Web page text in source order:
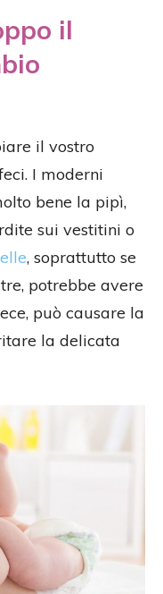
il
il vostro
I moderni
bene la pipì,
sui vestitini o
, soprattutto se
potrebbe avere
può causare la
la delicata